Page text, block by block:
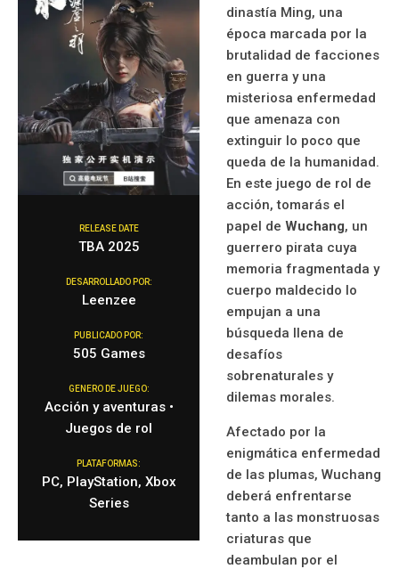
RELEASE DATE
TBA 2025
DESARROLLADO POR:
Leenzee
PUBLICADO POR:
505 Games
GENERO DE JUEGO:
Acción y aventuras •
Juegos de rol
PLATAFORMAS:
PC, PlayStation, Xbox
Series
dinastía Ming, una
época marcada por la
brutalidad de facciones
en guerra y una
misteriosa enfermedad
que amenaza con
extinguir lo poco que
queda de la humanidad.
En este juego de rol de
acción, tomarás el
papel de Wuchang, un
guerrero pirata cuya
memoria fragmentada y
cuerpo maldecido lo
empujan a una
búsqueda llena de
desafíos
sobrenaturales y
dilemas morales.
Afectado por la
enigmática enfermedad
de las plumas, Wuchang
deberá enfrentarse
tanto a las monstruosas
criaturas que
deambulan por el